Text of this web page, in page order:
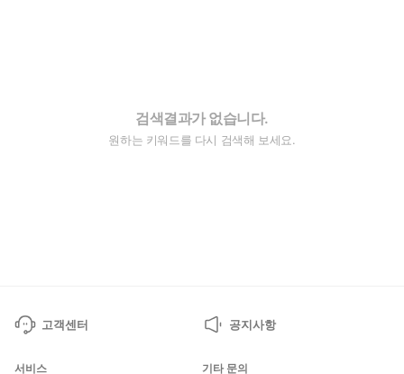
검색결과가 없습니다.
원하는 키워드를 다시 검색해 보세요.
고객센터 공지사항
서비스 기타 문의